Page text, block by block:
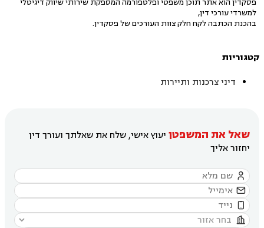
למשרדי עורכי דין,
בהכנת הכתבה לקח חלק צוות העורכים של פסקדין.
קטגוריות
דיני צרכנות ותיירות
שאל את המשפטן יעוץ אישי, שלח את שאלתך ועורך דין
יחזור אליך



